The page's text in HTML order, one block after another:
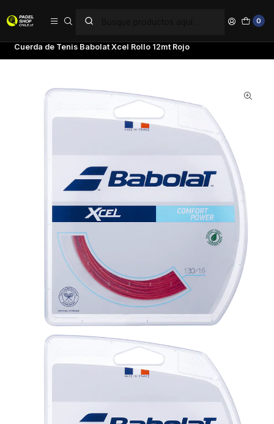
0
Cuerda de Tenis Babolat Xcel Rollo 12mt Rojo